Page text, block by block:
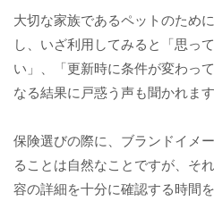
大切な家族であるペットのため
し、いざ利用してみると「思っ
い」、「更新時に条件が変わっ
なる結果に戸惑う声も聞かれます
保険選びの際に、ブランドイメ
ることは自然なことですが、そ
容の詳細を十分に確認する時間